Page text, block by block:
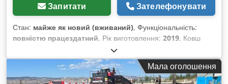
Запитати Зателефонувати
Стан: майже як новий (вживаний), Функціональність:
повністю працездатний, Рік виготовлення: 2019, Ковш
важкого типу Caterpillar 938M 5,5 м³ У відмінному стані
Dksdpfx Aowa R Tbehhjr
Мала оголошення